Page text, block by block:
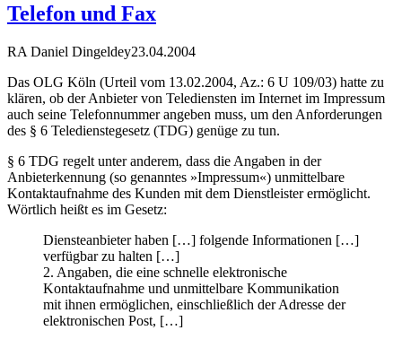
Telefon und Fax
RA Daniel Dingeldey23.04.2004
Das OLG Köln (Urteil vom 13.02.2004, Az.: 6 U 109/03) hatte zu
klären, ob der Anbieter von Telediensten im Internet im Impressum
auch seine Telefonnummer angeben muss, um den Anforderungen
des § 6 Teledienstegesetz (TDG) genüge zu tun.
§ 6 TDG regelt unter anderem, dass die Angaben in der
Anbieterkennung (so genanntes »Impressum«) unmittelbare
Kontaktaufnahme des Kunden mit dem Dienstleister ermöglicht.
Wörtlich heißt es im Gesetz:
Diensteanbieter haben […] folgende Informationen […]
verfügbar zu halten […]
2. Angaben, die eine schnelle elektronische
Kontaktaufnahme und unmittelbare Kommunikation
mit ihnen ermöglichen, einschließlich der Adresse der
elektronischen Post, […]